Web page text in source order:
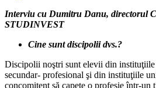
Interviu cu Dumitru Danu, directorul
STUDINVEST
Cine sunt discipolii dvs.?
Discipolii noştri sunt elevii din
secundar- profesional şi din instituţiile
concomitent să capete o profesie într-un